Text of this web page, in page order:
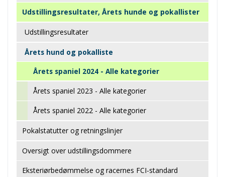
Udstillingsresultater, Årets hunde og pokallister
Udstillingsresultater
Årets hund og pokalliste
Årets spaniel 2024 - Alle kategorier
Årets spaniel 2023 - Alle kategorier
Årets spaniel 2022 - Alle kategorier
Pokalstatutter og retningslinjer
Oversigt over udstillingsdommere
Eksteriørbedømmelse og racernes FCI-standard